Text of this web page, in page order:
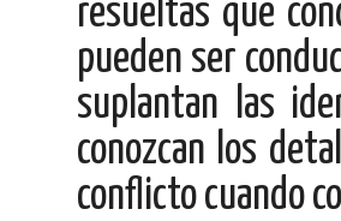
resueltas que
pueden ser
suplantan las
conozcan los
conflicto cuando